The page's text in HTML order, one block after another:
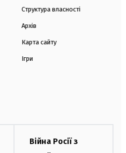
Структура власності
Архів
Карта сайту
Ігри
Війна Росії з